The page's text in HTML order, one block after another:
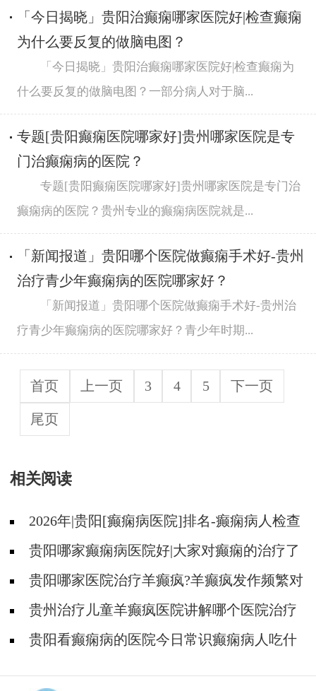
「今日揭晓」贵阳治癫痫哪家医院好|检查癫痫
为什么要反复的做脑电图？
「今日揭晓」贵阳治癫痫哪家医院好|检查癫痫为
什么要反复的做脑电图？一部分病人对于脑...
专题[贵阳癫痫医院哪家好]贵州哪家医院是专
门治癫痫病的医院？
专题[贵阳癫痫医院哪家好]贵州哪家医院是专门治
癫痫病的医院？贵州专业的癫痫病医院就是...
「新闻报道」贵阳哪个医院做癫痫手术好-贵州
治疗青少年癫痫病的医院哪家好？
「新闻报道」贵阳哪个医院做癫痫手术好-贵州治
疗青少年癫痫病的医院哪家好？青少年时期...
首页 上一页 3 4 5 下一页
尾页
相关阅读
2026年|贵阳[癫痫病医院]排名-癫痫病人检查
对身体有影响吗?
贵阳哪家癫痫病医院好|大家对癫痫的治疗了
解吗?贵阳哪家医院治疗羊癫疯?羊癫疯发作频繁对
身体有什么危害?
贵州治疗儿童羊癫疯医院讲解哪个医院治疗
羊儿疯好?
贵阳看癫痫病的医院今日常识癫痫病人吃什